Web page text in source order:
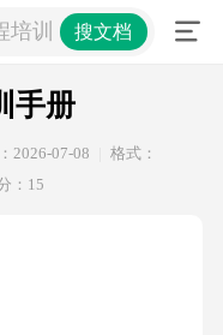
培训手册搜文档
手册
2026-07-08
格式：
：15